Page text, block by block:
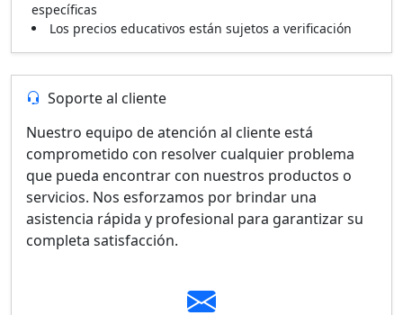
específicas
Los precios educativos están sujetos a verificación
Soporte al cliente
Nuestro equipo de atención al cliente está
comprometido con resolver cualquier problema
que pueda encontrar con nuestros productos o
servicios. Nos esforzamos por brindar una
asistencia rápida y profesional para garantizar su
completa satisfacción.